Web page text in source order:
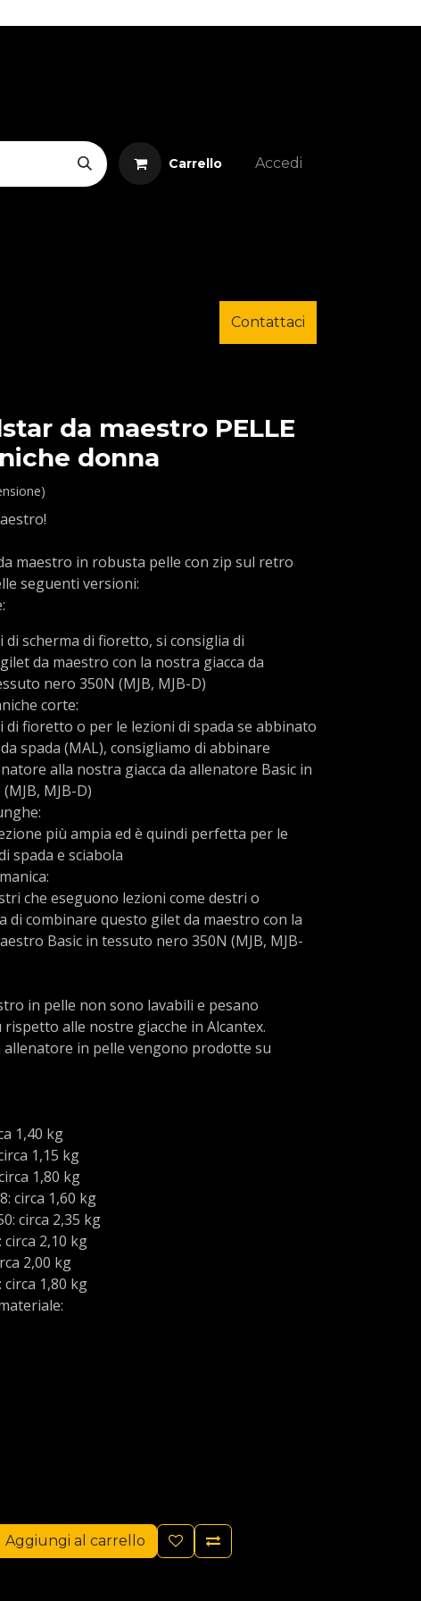
Carrello Accedi
Contattaci
da maestro PELLE
donna
maestro in robusta pelle con zip sul retro
seguenti versioni:
di scherma di fioretto, si consiglia di
da maestro con la nostra giacca da
nero 350N (MJB, MJB-D)
corte:
di fioretto o per le lezioni di spada se abbinato
spada (MAL), consigliamo di abbinare
alla nostra giacca da allenatore Basic in
MJB-D)
più ampia ed è quindi perfetta per le
spada e sciabola
che eseguono lezioni come destri o
di combinare questo gilet da maestro con la
Basic in tessuto nero 350N (MJB, MJB-
in pelle non sono lavabili e pesano
alle nostre giacche in Alcantex.
allenatore in pelle vengono prodotte su
1,40 kg
1,15 kg
1,80 kg
circa 1,60 kg
circa 2,35 kg
circa 2,10 kg
2,00 kg
circa 1,80 kg
Aggiungi al carrello